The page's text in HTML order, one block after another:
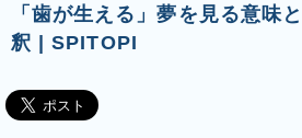
「歯が生える」夢を見る意味
釈 | SPITOPI